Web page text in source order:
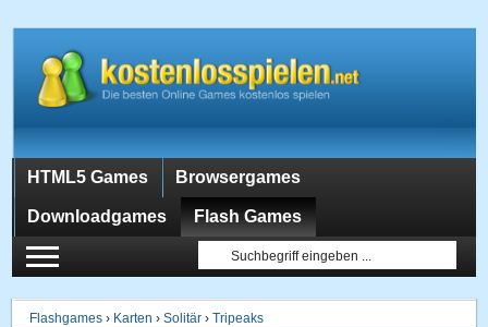
HTML5 Games Browsergames
Downloadgames Flash Games
Flashgames › Karten ›Solitär ›Tripeaks